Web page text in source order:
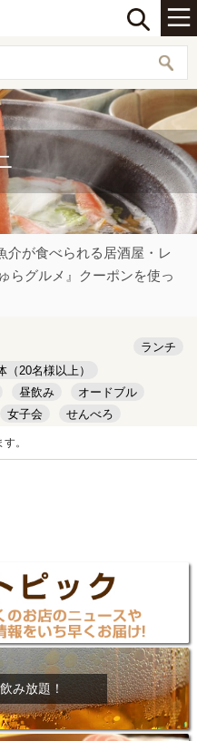
介が食べられる居酒屋・レ
らグルメ』クーポンを使っ
ランチ
（20名様以上）
昼飲み
オードブル
女子会
せんべろ
。
み放題！